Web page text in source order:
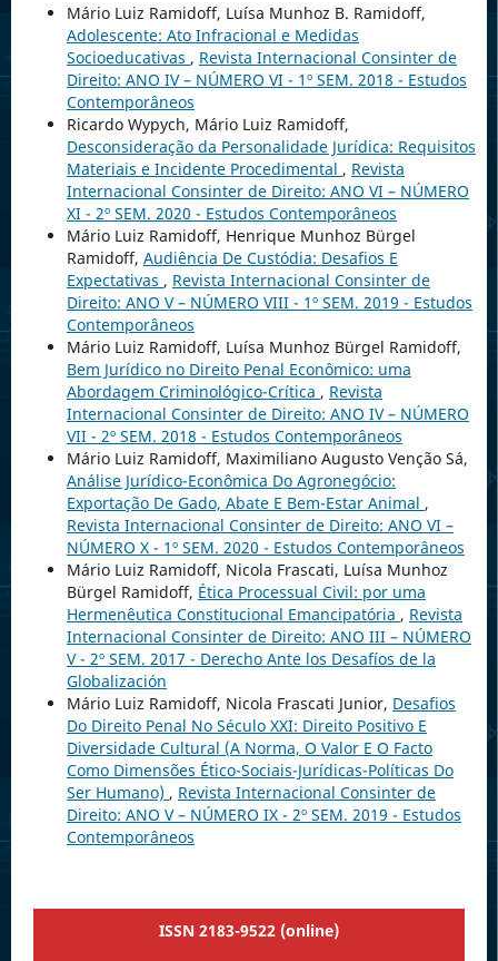
Mário Luiz Ramidoff, Luísa Munhoz B. Ramidoff,
Adolescente: Ato Infracional e Medidas
Socioeducativas , Revista Internacional Consinter de
Direito: ANO IV – NÚMERO VI - 1º SEM. 2018 - Estudos
Contemporâneos
Ricardo Wypych, Mário Luiz Ramidoff,
Desconsideração da Personalidade Jurídica: Requisitos
Materiais e Incidente Procedimental , Revista
Internacional Consinter de Direito: ANO VI – NÚMERO
XI - 2º SEM. 2020 - Estudos Contemporâneos
Mário Luiz Ramidoff, Henrique Munhoz Bürgel
Ramidoff, Audiência De Custódia: Desafios E
Expectativas , Revista Internacional Consinter de
Direito: ANO V – NÚMERO VIII - 1º SEM. 2019 - Estudos
Contemporâneos
Mário Luiz Ramidoff, Luísa Munhoz Bürgel Ramidoff,
Bem Jurídico no Direito Penal Econômico: uma
Abordagem Criminológico-Crítica , Revista
Internacional Consinter de Direito: ANO IV – NÚMERO
VII - 2º SEM. 2018 - Estudos Contemporâneos
Mário Luiz Ramidoff, Maximiliano Augusto Venção Sá,
Análise Jurídico-Econômica Do Agronegócio:
Exportação De Gado, Abate E Bem-Estar Animal ,
Revista Internacional Consinter de Direito: ANO VI –
NÚMERO X - 1º SEM. 2020 - Estudos Contemporâneos
Mário Luiz Ramidoff, Nicola Frascati, Luísa Munhoz
Bürgel Ramidoff, Ética Processual Civil: por uma
Hermenêutica Constitucional Emancipatória , Revista
Internacional Consinter de Direito: ANO III – NÚMERO
V - 2º SEM. 2017 - Derecho Ante los Desafíos de la
Globalización
Mário Luiz Ramidoff, Nicola Frascati Junior, Desafios
Do Direito Penal No Século XXI: Direito Positivo E
Diversidade Cultural (A Norma, O Valor E O Facto
Como Dimensões Ético-Sociais-Jurídicas-Políticas Do
Ser Humano) , Revista Internacional Consinter de
Direito: ANO V – NÚMERO IX - 2º SEM. 2019 - Estudos
Contemporâneos
ISSN 2183-9522 (online)